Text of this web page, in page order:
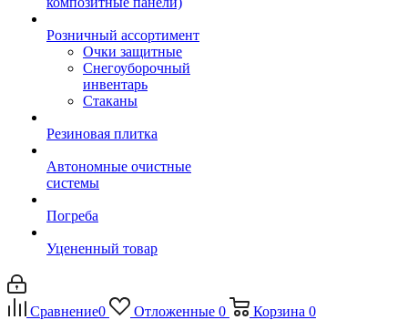
Розничный ассортимент
Очки защитные
Снегоуборочный
инвентарь
Стаканы
Резиновая плитка
Автономные очистные
системы
Погреба
Уцененный товар
Сравнение0 Отложенные 0 Корзина 0